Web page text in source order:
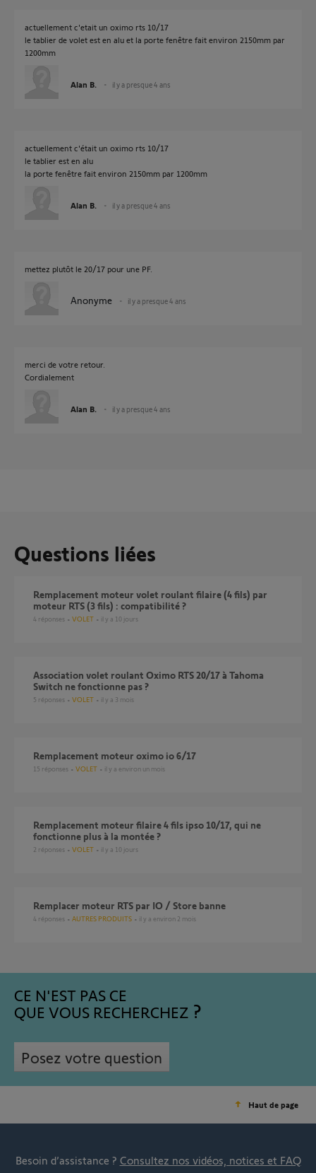
actuellement c'etait un oximo rts 10/17
le tablier de volet est en alu et la porte fenêtre fait environ 2150mm par
1200mm
Alan B. il y a presque 4 ans
actuellement c'était un oximo rts 10/17
le tablier est en alu
la porte fenêtre fait environ 2150mm par 1200mm
Alan B. il y a presque 4 ans
mettez plutôt le 20/17 pour une PF.
Anonyme il y a presque 4 ans
merci de votre retour.
Cordialement
Alan B. il y a presque 4 ans
Questions liées
Remplacement moteur volet roulant filaire (4 fils) par
moteur RTS (3 fils) : compatibilité ?
4 réponses VOLET il y a 10 jours
Association volet roulant Oximo RTS 20/17 à Tahoma
Switch ne fonctionne pas ?
5 réponses VOLET il y a 3 mois
Remplacement moteur oximo io 6/17
15 réponses VOLET il y a environ un mois
remplacement moteur filaire 4 fils ipso 10/17, qui ne
fonctionne plus à la montée ?
2 réponses VOLET il y a 10 jours
Remplacer moteur RTS par IO / Store banne
4 réponses AUTRES PRODUITS il y a environ 2 mois
CE N'EST PAS CE
QUE VOUS RECHERCHEZ
Posez votre question
Haut de page
Besoin d’assistance ? Consultez nos vidéos, notices et FAQ